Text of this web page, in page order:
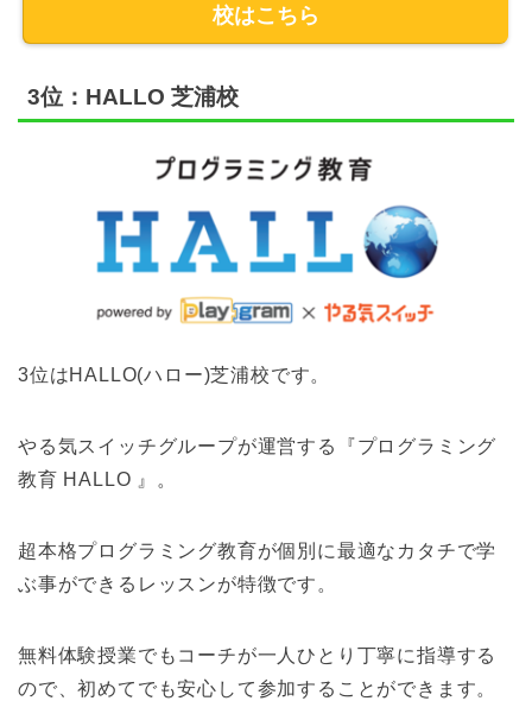
校はこちら
3位：HALLO 芝浦校
3位はHALLO(ハロー)芝浦校です。
やる気スイッチグループが運営する『プログラミング
教育 HALLO 』。
超本格プログラミング教育が個別に最適なカタチで学
ぶ事ができるレッスンが特徴です。
無料体験授業でもコーチが一人ひとり丁寧に指導する
ので、初めてでも安心して参加することができます。